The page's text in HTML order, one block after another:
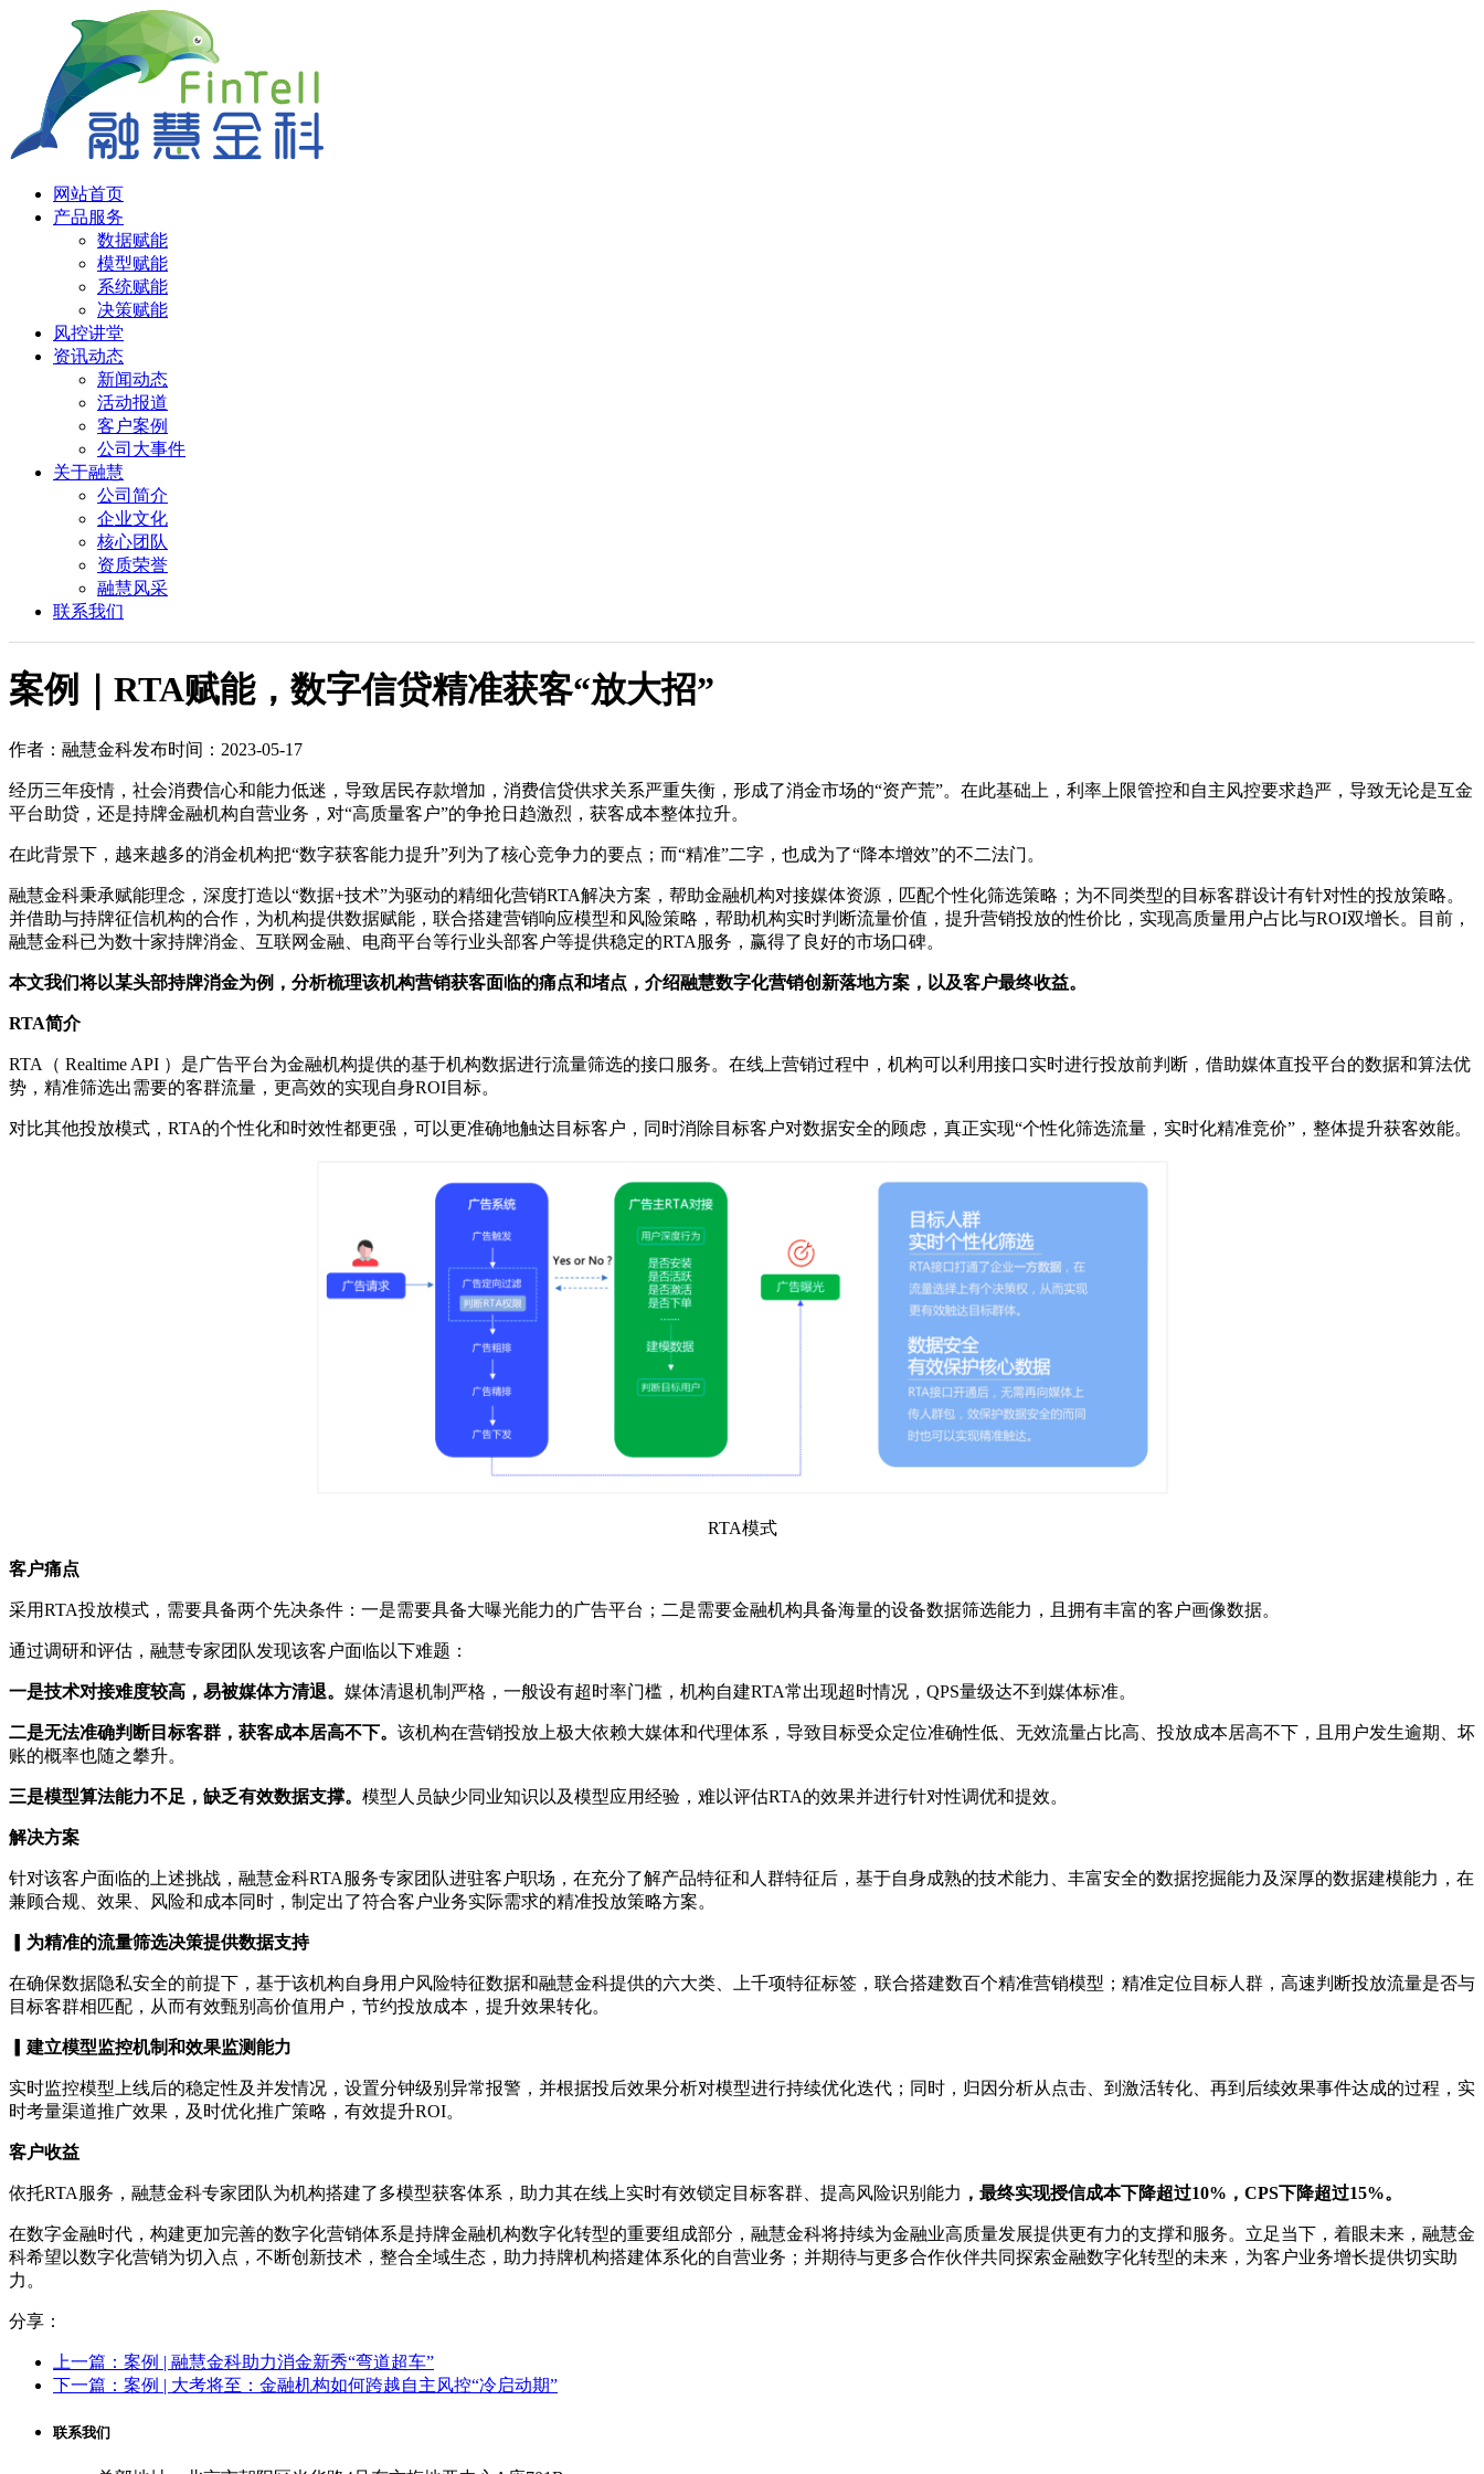
网站首页
产品服务
数据赋能
模型赋能
系统赋能
决策赋能
风控讲堂
资讯动态
新闻动态
活动报道
客户案例
公司大事件
关于融慧
公司简介
企业文化
核心团队
资质荣誉
融慧风采
联系我们
案例｜RTA赋能，数字信贷精准获客“放大招”
作者：融慧金科发布时间：2023-05-17
经历三年疫情，社会消费信心和能力低迷，导致居民存款增加，消费信贷供求关系严重失衡，形成了消金市场的“资产荒”。在此基础上，利率上限管控和自主风控要求趋严，导致无论是互金
平台助贷，还是持牌金融机构自营业务，对“高质量客户”的争抢日趋激烈，获客成本整体拉升。
在此背景下，越来越多的消金机构把“数字获客能力提升”列为了核心竞争力的要点；而“精准”二字，也成为了“降本增效”的不二法门。
融慧金科秉承赋能理念，深度打造以“数据+技术”为驱动的精细化营销RTA解决方案，帮助金融机构对接媒体资源，匹配个性化筛选策略；为不同类型的目标客群设计有针对性的投放策略。
并借助与持牌征信机构的合作，为机构提供数据赋能，联合搭建营销响应模型和风险策略，帮助机构实时判断流量价值，提升营销投放的性价比，实现高质量用户占比与ROI双增长。目前，
融慧金科已为数十家持牌消金、互联网金融、电商平台等行业头部客户等提供稳定的RTA服务，赢得了良好的市场口碑。
本文我们将以某头部持牌消金为例，分析梳理该机构营销获客面临的痛点和堵点，介绍融慧数字化营销创新落地方案，以及客户最终收益。
RTA简介
RTA（ Realtime API ）是广告平台为金融机构提供的基于机构数据进行流量筛选的接口服务。在线上营销过程中，机构可以利用接口实时进行投放前判断，借助媒体直投平台的数据和算法优
势，精准筛选出需要的客群流量，更高效的实现自身ROI目标。
对比其他投放模式，RTA的个性化和时效性都更强，可以更准确地触达目标客户，同时消除目标客户对数据安全的顾虑，真正实现“个性化筛选流量，实时化精准竞价”，整体提升获客效能。
RTA模式
客户痛点
采用RTA投放模式，需要具备两个先决条件：一是需要具备大曝光能力的广告平台；二是需要金融机构具备海量的设备数据筛选能力，且拥有丰富的客户画像数据。
通过调研和评估，融慧专家团队发现该客户面临以下难题：
一是技术对接难度较高，易被媒体方清退。 媒体清退机制严格，一般设有超时率门槛，机构自建RTA常出现超时情况，QPS量级达不到媒体标准。
二是无法准确判断目标客群，获客成本居高不下。 该机构在营销投放上极大依赖大媒体和代理体系，导致目标受众定位准确性低、无效流量占比高、投放成本居高不下，且用户发生逾期、坏
账的概率也随之攀升。
三是模型算法能力不足，缺乏有效数据支撑。 模型人员缺少同业知识以及模型应用经验，难以评估RTA的效果并进行针对性调优和提效。
解决方案
针对该客户面临的上述挑战，融慧金科RTA服务专家团队进驻客户职场，在充分了解产品特征和人群特征后，基于自身成熟的技术能力、丰富安全的数据挖掘能力及深厚的数据建模能力，在
兼顾合规、效果、风险和成本同时，制定出了符合客户业务实际需求的精准投放策略方案。
▎为精准的流量筛选决策提供数据支持
在确保数据隐私安全的前提下，基于该机构自身用户风险特征数据和融慧金科提供的六大类、上千项特征标签，联合搭建数百个精准营销模型；精准定位目标人群，高速判断投放流量是否与
目标客群相匹配，从而有效甄别高价值用户，节约投放成本，提升效果转化。
▎建立模型监控机制和效果监测能力
实时监控模型上线后的稳定性及并发情况，设置分钟级别异常报警，并根据投后效果分析对模型进行持续优化迭代；同时，归因分析从点击、到激活转化、再到后续效果事件达成的过程，实
时考量渠道推广效果，及时优化推广策略，有效提升ROI。
客户收益
依托RTA服务，融慧金科专家团队为机构搭建了多模型获客体系，助力其在线上实时有效锁定目标客群、提高风险识别能力 ，最终实现授信成本下降超过10%，CPS下降超过15%。
在数字金融时代，构建更加完善的数字化营销体系是持牌金融机构数字化转型的重要组成部分，融慧金科将持续为金融业高质量发展提供更有力的支撑和服务。立足当下，着眼未来，融慧金
科希望以数字化营销为切入点，不断创新技术，整合全域生态，助力持牌机构搭建体系化的自营业务；并期待与更多合作伙伴共同探索金融数字化转型的未来，为客户业务增长提供切实助
力。
分享：
上一篇：案例 | 融慧金科助力消金新秀“弯道超车”
下一篇：案例 | 大考将至：金融机构如何跨越自主风控“冷启动期”
联系我们